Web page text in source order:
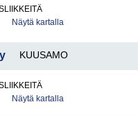
Näytä kartalla
KUUSAMO
Näytä kartalla